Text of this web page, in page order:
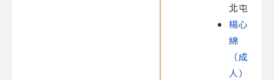
北屯
楊心
綿
（成
人）